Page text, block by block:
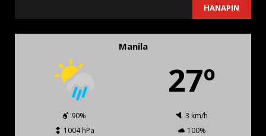
HANAPIN
Manila
27º
90%
3 km/h
1004 hPa
100%